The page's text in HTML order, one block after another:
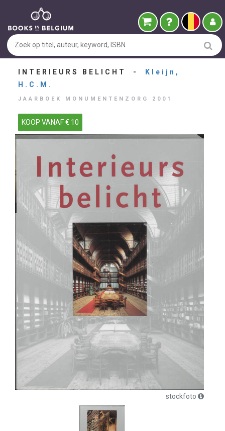
INTERIEURS BELICHT -
Kleijn,
H.C.M.
JAARBOEK MONUMENTENZORG 2001
KOOP VANAF € 10
stockfoto